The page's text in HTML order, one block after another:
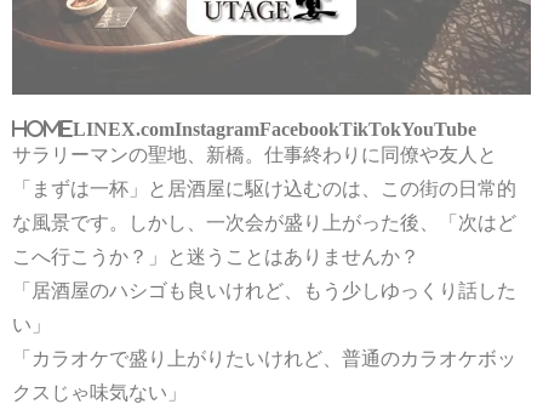
HOMELINEX.comInstagramFacebookTikTokYouTube
サラリーマンの聖地、新橋。仕事終わりに同僚や友人と
「まずは一杯」と居酒屋に駆け込むのは、この街の日常的
な風景です。しかし、一次会が盛り上がった後、「次はど
こへ行こうか？」と迷うことはありませんか？
「居酒屋のハシゴも良いけれど、もう少しゆっくり話した
い」
「カラオケで盛り上がりたいけれど、普通のカラオケボッ
クスじゃ味気ない」